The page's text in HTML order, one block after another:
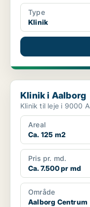
Type
Klinik
Klinik i Aalborg
Klinik i Aalborg
Klinik til leje i 9000
Areal
Ca. 125 m2
Pris pr. md.
Ca. 7.500 pr md
Område
Aalborg Centrum